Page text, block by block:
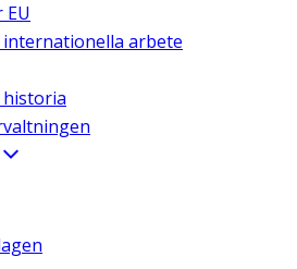
internationella arbete
historia